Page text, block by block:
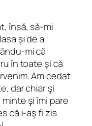
însă, să-mi
şi de a
mi că
în toate şi că
Am cedat
dar chiar şi
şi îmi pare
că i-aş fi zis